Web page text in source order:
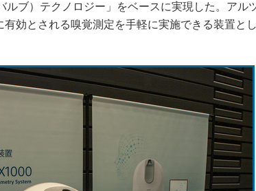
ンジニア”が仕掛けた社内
スト「未来展望」
愛されないエンジニア」の
動論
ルブ）テクノロジー」をベースに実現した。アル
効とされる嗅覚測定を手軽に実施できる装置と